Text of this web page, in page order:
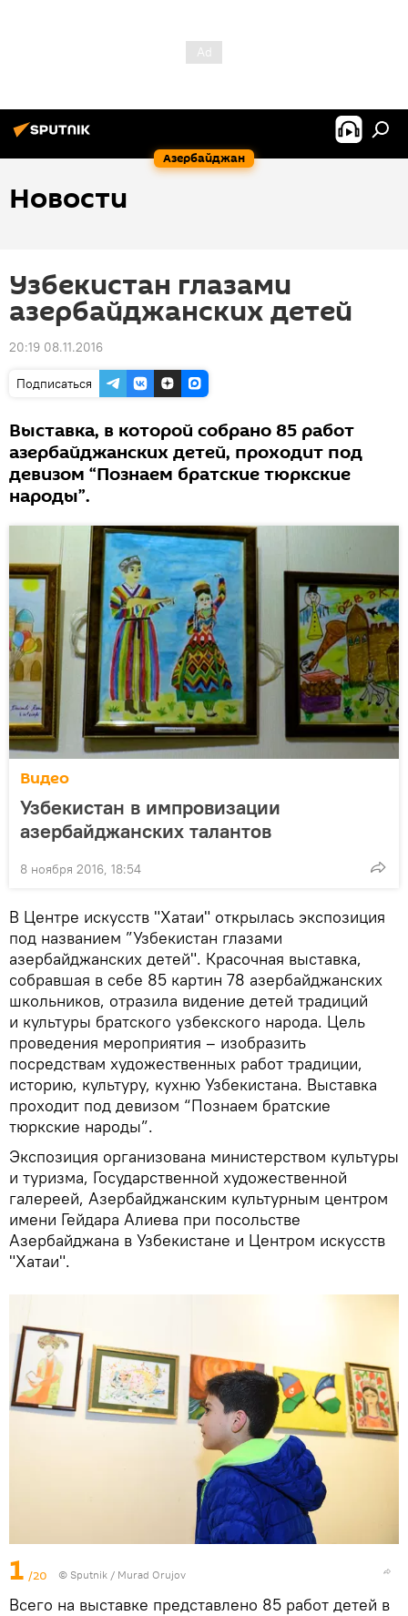
Азербайджан
Новости
Узбекистан глазами
азербайджанских детей
20:19 08.11.2016
Подписаться
Выставка, в которой собрано 85 работ
азербайджанских детей, проходит под
девизом “Познаем братские тюркские
народы”.
Видео
Узбекистан в импровизации
азербайджанских талантов
8 ноября 2016, 18:54
В Центре искусств "Хатаи" открылась экспозиция
под названием ”Узбекистан глазами
азербайджанских детей". Красочная выставка,
собравшая в себе 85 картин 78 азербайджанских
школьников, отразила видение детей традиций
и культуры братского узбекского народа. Цель
проведения мероприятия – изобразить
посредствам художественных работ традиции,
историю, культуру, кухню Узбекистана. Выставка
проходит под девизом “Познаем братские
тюркские народы”.
Экспозиция организована министерством культуры
и туризма, Государственной художественной
галереей, Азербайджанским культурным центром
имени Гейдара Алиева при посольстве
Азербайджана в Узбекистане и Центром искусств
"Хатаи".
1 /20 © Sputnik / Murad Orujov
Всего на выставке представлено 85 работ детей в